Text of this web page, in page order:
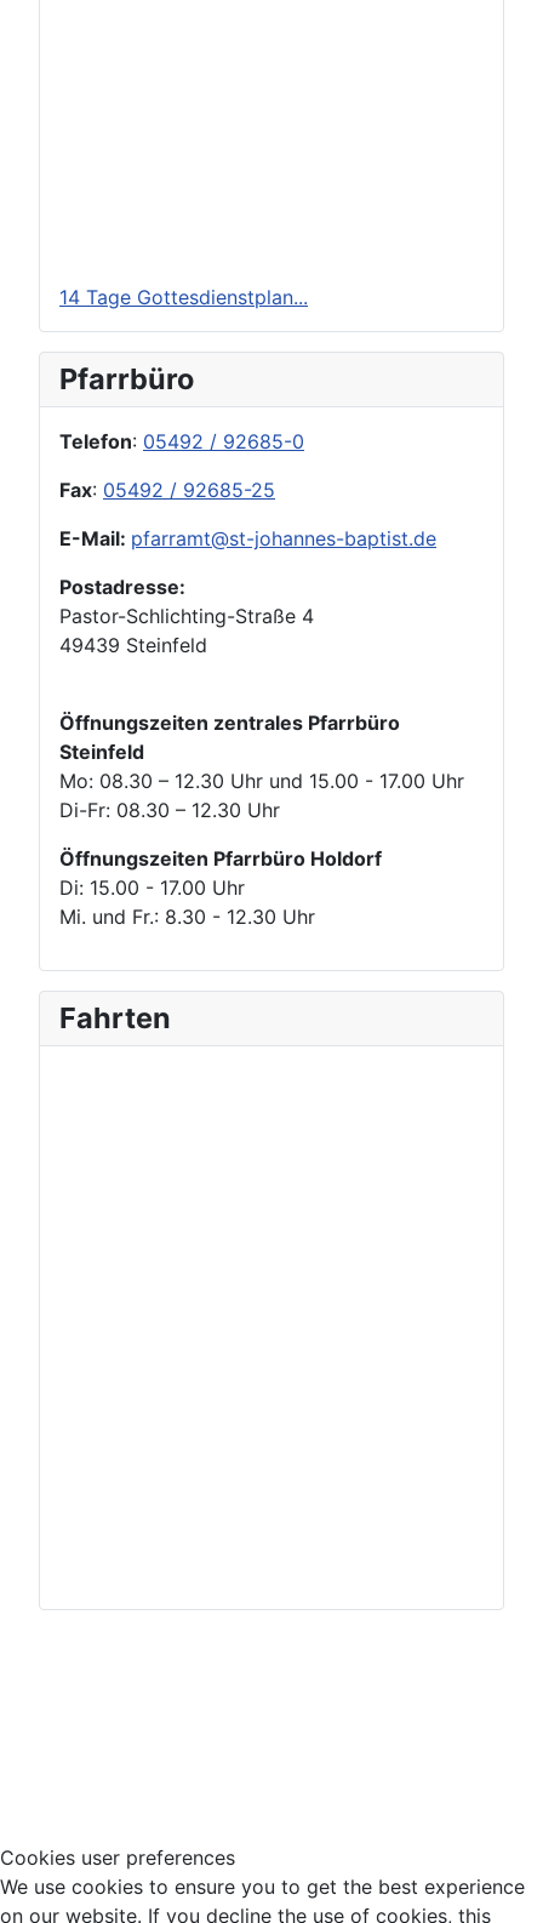
14 Tage Gottesdienstplan...
Pfarrbüro
Telefon: 05492 / 92685-0
Fax: 05492 / 92685-25
E-Mail: pfarramt@st-johannes-baptist.de
Postadresse:
Pastor-Schlichting-Straße 4
49439 Steinfeld
Öffnungszeiten zentrales Pfarrbüro
Steinfeld
Mo: 08.30 – 12.30 Uhr und 15.00 - 17.00 Uhr
Di-Fr: 08.30 – 12.30 Uhr
Öffnungszeiten Pfarrbüro Holdorf
Di: 15.00 - 17.00 Uhr
Mi. und Fr.: 8.30 - 12.30 Uhr
Fahrten
Cookies user preferences
We use cookies to ensure you to get the best experience
on our website. If you decline the use of cookies, this